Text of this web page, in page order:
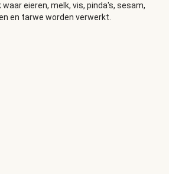
eieren, melk, vis, pinda's, sesam,
en tarwe worden verwerkt.